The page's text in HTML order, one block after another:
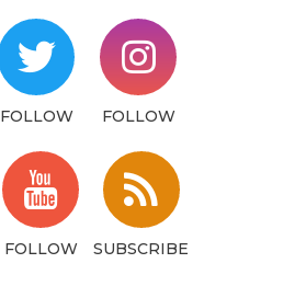
FOLLOW FOLLOW
FOLLOW SUBSCRIBE